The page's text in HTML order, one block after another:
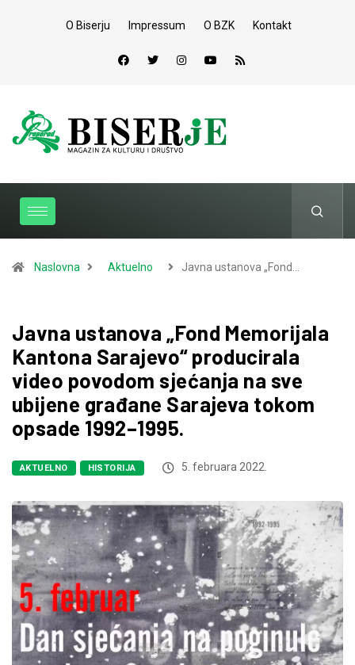
O Biserju Impressum O BZK Kontakt
Naslovna Aktuelno Javna ustanova „Fond…
Javna ustanova „Fond Memorijala
Kantona Sarajevo“ producirala
video povodom sjećanja na sve
ubijene građane Sarajeva tokom
opsade 1992–1995.
AKTUELNO HISTORIJA 5. februara 2022.